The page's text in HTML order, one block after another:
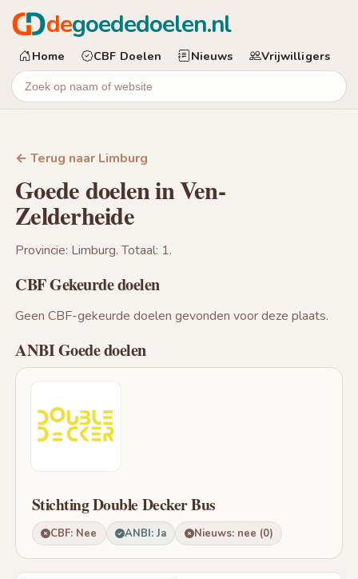
degoededoelen.nl
Home CBF Doelen Nieuws Vrijwilligers
← Terug naar Limburg
Goede doelen in Ven-
Zelderheide
Provincie: Limburg. Totaal: 1.
CBF Gekeurde doelen
Geen CBF-gekeurde doelen gevonden voor deze plaats.
ANBI Goede doelen
Stichting Double Decker Bus
CBF: Nee ANBI: Ja Nieuws: nee (0)